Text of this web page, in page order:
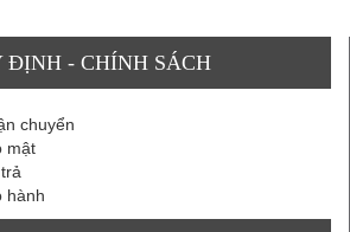
ĐỊNH - CHÍNH SÁCH
chuyển
mật
hành